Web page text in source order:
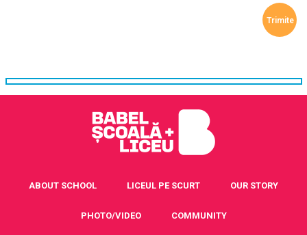
ABOUT SCHOOL LICEUL PE SCURT OUR STORY
PHOTO/VIDEO COMMUNITY